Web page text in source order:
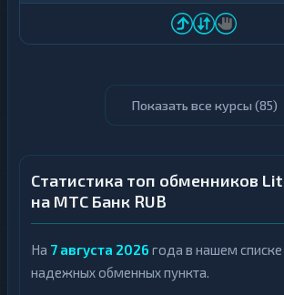
Показать все курсы (85)
Статистика топ обменников
на МТС Банк RUB
На 7 августа 2026 года в нашем списке
надежных обменных пункта.